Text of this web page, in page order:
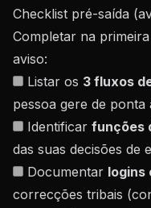
Checklist pré-saída
Completar na
aviso:
Listar os 3 fluxos
pessoa gere de ponta
Identificar funções
das suas decisões de
Documentar logins
correcções tribais